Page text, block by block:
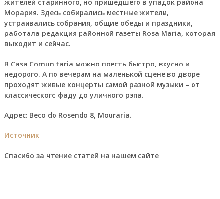
жителей старинного, но пришедшего в упадок района
Морария. Здесь собирались местные жители,
устраивались собрания, общие обеды и праздники,
работала редакция районной газеты Rosa Maria, которая
выходит и сейчас.
В Casa Comunitaria можно поесть быстро, вкусно и
недорого. А по вечерам на маленькой сцене во дворе
проходят живые концерты самой разной музыки – от
классического фаду до уличного рэпа.
Адрес: Beco do Rosendo 8, Mouraria.
Источник
Спасибо за чтение статей на нашем сайте